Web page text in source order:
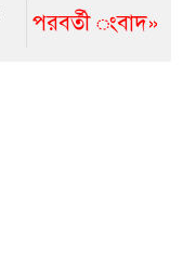
পরবর্তী ংবাদ»